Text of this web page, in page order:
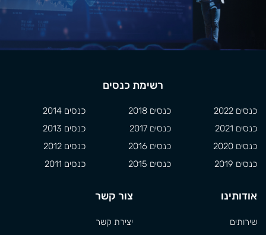
רשימת כנסים
כנסים 2022
כנסים 2021
כנסים 2020
כנסים 2019
כנסים 2018
כנסים 2017
כנסים 2016
כנסים 2015
כנסים 2014
כנסים 2013
כנסים 2012
כנסים 2011
אודותינו
שירותים
צור קשר
יצירת קשר